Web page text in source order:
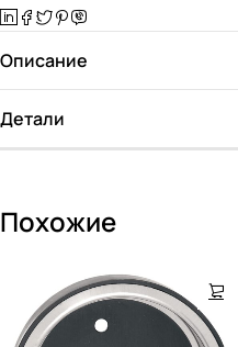
Описание
Детали
Похожие